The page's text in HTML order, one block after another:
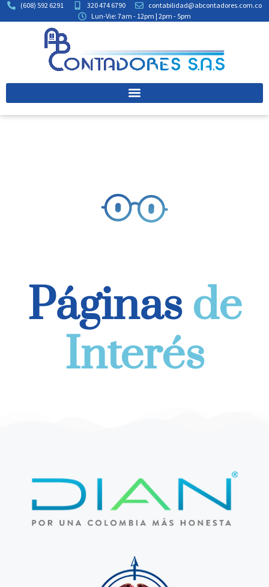
(608) 592 6291 320 474 6790
contabilidad@abcontadores.com.co
Lun-Vie: 7am - 12pm | 2pm - 5pm
Páginas de
Interés
DIAN
Ir al sitio web